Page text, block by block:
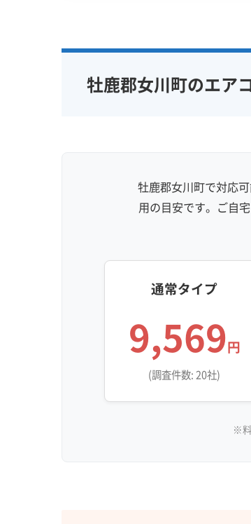
完全分解洗浄
部分クリーニング
家庭用エアコン
業務用エアコン
牡鹿郡女川町のエア
牡鹿郡女川町で対応
用の目安です。ご自
通常タイプ
9,569円
(調査件数: 20社)
※